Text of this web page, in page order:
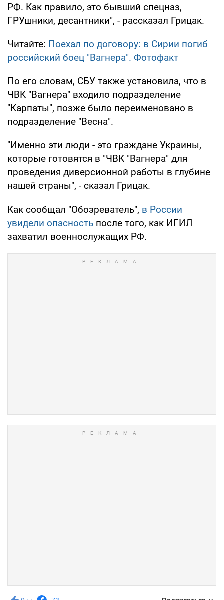
РФ. Как правило, это бывший спецназ,
ГРУшники, десантники", - рассказал Грицак.
Читайте: Поехал по договору: в Сирии погиб
российский боец "Вагнера". Фотофакт
По его словам, СБУ также установила, что в
ЧВК "Вагнера" входило подразделение
"Карпаты", позже было переименовано в
подразделение "Весна".
"Именно эти люди - это граждане Украины,
которые готовятся в "ЧВК "Вагнера" для
проведения диверсионной работы в глубине
нашей страны", - сказал Грицак.
Как сообщал "Обозреватель", в России
увидели опасность после того, как ИГИЛ
захватил военнослужащих РФ.